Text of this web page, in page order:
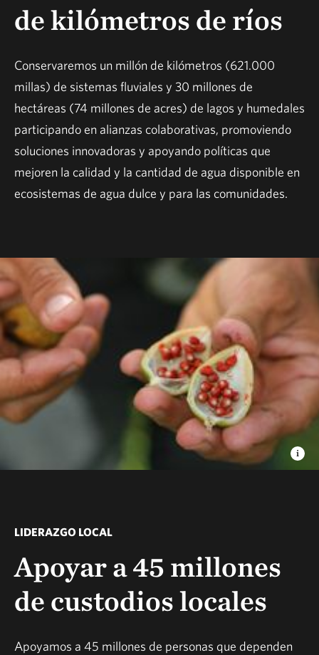
de kilómetros de ríos
Conservaremos un millón de kilómetros (621.000
millas) de sistemas fluviales y 30 millones de
hectáreas (74 millones de acres) de lagos y humedales
participando en alianzas colaborativas, promoviendo
soluciones innovadoras y apoyando políticas que
mejoren la calidad y la cantidad de agua disponible en
ecosistemas de agua dulce y para las comunidades.
LIDERAZGO LOCAL
Apoyar a 45 millones
de custodios locales
Apoyamos a 45 millones de personas que dependen